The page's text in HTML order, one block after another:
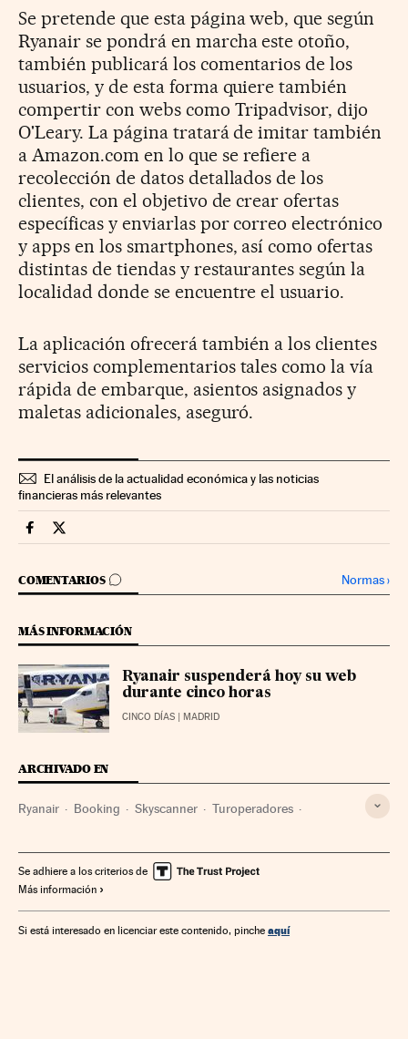
Se pretende que esta página web, que según
Ryanair se pondrá en marcha este otoño,
también publicará los comentarios de los
usuarios, y de esta forma quiere también
compertir con webs como Tripadvisor, dijo
O'Leary. La página tratará de imitar también
a Amazon.com en lo que se refiere a
recolección de datos detallados de los
clientes, con el objetivo de crear ofertas
específicas y enviarlas por correo electrónico
y apps en los smartphones, así como ofertas
distintas de tiendas y restaurantes según la
localidad donde se encuentre el usuario.
La aplicación ofrecerá también a los clientes
servicios complementarios tales como la vía
rápida de embarque, asientos asignados y
maletas adicionales, aseguró.
El análisis de la actualidad económica y las noticias
financieras más relevantes
Companias Cinco Días en Facebook
Companias Cinco Días en Twitter
COMENTARIOS
IR A LOS COMENTARIOS Normas›
MÁS INFORMACIÓN
Ryanair suspenderá hoy su web
durante cinco horas
CINCO DÍAS | MADRID
ARCHIVADO EN
Ryanair Booking Skyscanner Turoperadores
Comunicaciones Viajes organizados Viajes
Aerolíneas Empresas transporte Transporte aéreo
Se adhiere a los criterios de
Más información
Si está interesado en licenciar este contenido, pinche aquí